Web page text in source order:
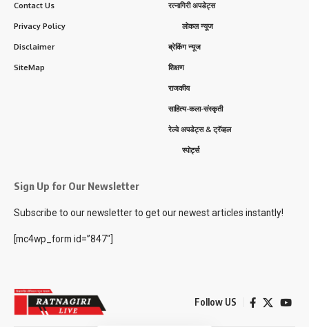
Contact Us
Privacy Policy
Disclaimer
SiteMap
रत्नागिरी अपडेट्स
लोकल न्यूज
ब्रेकिंग न्यूज
शिक्षण
राजकीय
साहित्य-कला-संस्कृती
रेल्वे अपडेट्स & ट्रॅव्हल
स्पोर्ट्स
Sign Up for Our Newsletter
Subscribe to our newsletter to get our newest articles instantly!
[mc4wp_form id=”847″]
Follow US